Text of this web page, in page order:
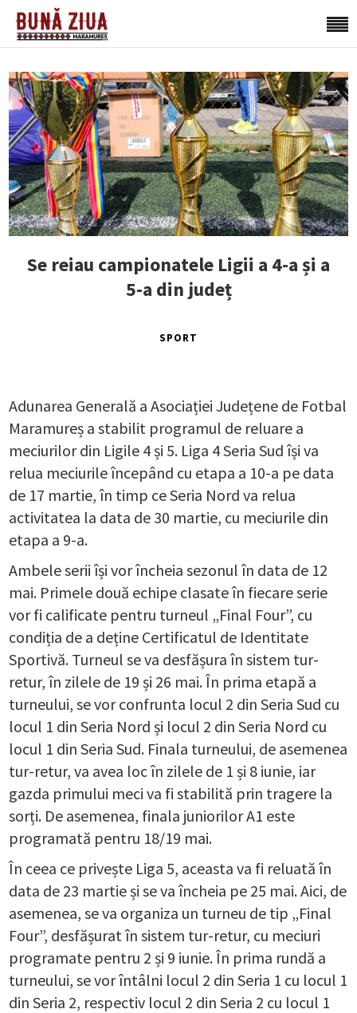
Se reiau campionatele Ligii a 4-a și a
5-a din județ
SPORT
Adunarea Generală a Asociației Județene de Fotbal
Maramureș a stabilit programul de reluare a
meciurilor din Ligile 4 și 5. Liga 4 Seria Sud își va
relua meciurile începând cu etapa a 10-a pe data
de 17 martie, în timp ce Seria Nord va relua
activitatea la data de 30 martie, cu meciurile din
etapa a 9-a.
Ambele serii își vor încheia sezonul în data de 12
mai. Primele două echipe clasate în fiecare serie
vor fi calificate pentru turneul „Final Four”, cu
condiția de a deține Certificatul de Identitate
Sportivă. Turneul se va desfășura în sistem tur-
retur, în zilele de 19 și 26 mai. În prima etapă a
turneului, se vor confrunta locul 2 din Seria Sud cu
locul 1 din Seria Nord și locul 2 din Seria Nord cu
locul 1 din Seria Sud. Finala turneului, de asemenea
tur-retur, va avea loc în zilele de 1 și 8 iunie, iar
gazda primului meci va fi stabilită prin tragere la
sorți. De asemenea, finala juniorilor A1 este
programată pentru 18/19 mai.
În ceea ce privește Liga 5, aceasta va fi reluată în
data de 23 martie și se va încheia pe 25 mai. Aici, de
asemenea, se va organiza un turneu de tip „Final
Four”, desfășurat în sistem tur-retur, cu meciuri
programate pentru 2 și 9 iunie. În prima rundă a
turneului, se vor întâlni locul 2 din Seria 1 cu locul 1
din Seria 2, respectiv locul 2 din Seria 2 cu locul 1